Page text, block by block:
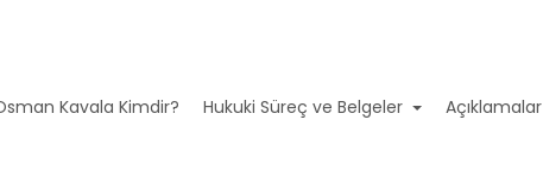
Kavala Kimdir? Hukuki Süreç ve Belgeler Açıklamalar